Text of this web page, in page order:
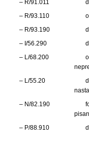
– R/91.011
– R/93.110
– R/93.190
– I/56.290
– L/68.200
– L/55.20
– N/82.190
– P/88.910